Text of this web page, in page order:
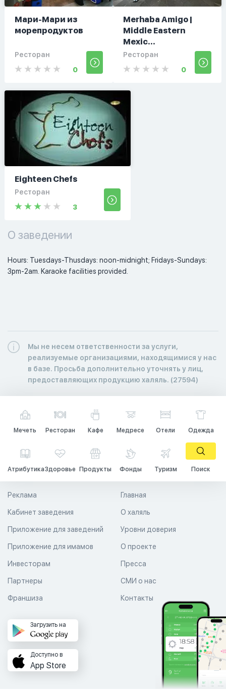
Мари-Мари из
морепродуктов
Ресторан
0
Merhaba Amigo |
Middle Eastern
Mexic...
Ресторан
0
Eighteen Chefs
Ресторан
3
О заведении
Hours: Tuesdays-Thusdays: noon-midnight; Fridays-Sundays:
3pm-2am. Karaoke facilities provided.
Мы не несем ответственности за услуги,
реализуемые организациями, находящимися у нас
в базе. Просьба дополнительно уточнять у лиц,
предоставляющих продукцию халяль. (27594)
Мечеть Ресторан Кафе Медресе Отели Одежда
АтрибутикаЗдоровье Продукты Фонды Туризм Поиск
Главная
О халяль
Уровни доверия
Реклама
Кабинет заведения
Приложение для заведений
Приложение для имамов О проекте
Пресса
СМИ о нас
Контакты
Инвесторам
Партнеры
Франшиза
Загрузить на
Доступно в
App Store